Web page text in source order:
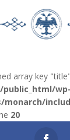
array key
20